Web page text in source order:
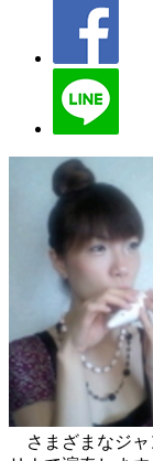
さまざまなジャ